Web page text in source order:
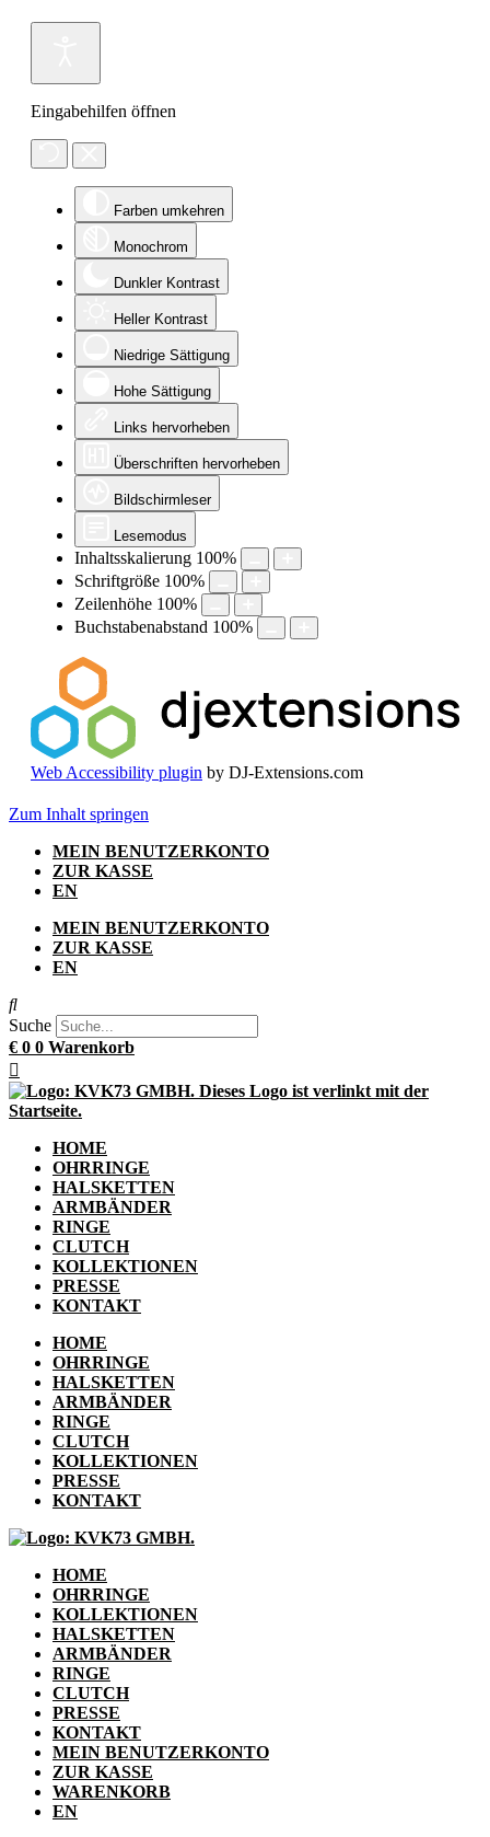
Eingabehilfen öffnen
Farben umkehren
Monochrom
Dunkler Kontrast
Heller Kontrast
Niedrige Sättigung
Hohe Sättigung
Links hervorheben
Überschriften hervorheben
Bildschirmleser
Lesemodus
Inhaltsskalierung 100%
Schriftgröße 100%
Zeilenhöhe 100%
Buchstabenabstand 100%
Web Accessibility plugin by DJ-Extensions.com
Zum Inhalt springen
MEIN BENUTZERKONTO
ZUR KASSE
EN
MEIN BENUTZERKONTO
ZUR KASSE
EN
Suche
€ 0 0 Warenkorb
HOME
OHRRINGE
HALSKETTEN
ARMBÄNDER
RINGE
CLUTCH
KOLLEKTIONEN
PRESSE
KONTAKT
HOME
OHRRINGE
HALSKETTEN
ARMBÄNDER
RINGE
CLUTCH
KOLLEKTIONEN
PRESSE
KONTAKT
HOME
OHRRINGE
KOLLEKTIONEN
HALSKETTEN
ARMBÄNDER
RINGE
CLUTCH
PRESSE
KONTAKT
MEIN BENUTZERKONTO
ZUR KASSE
WARENKORB
EN